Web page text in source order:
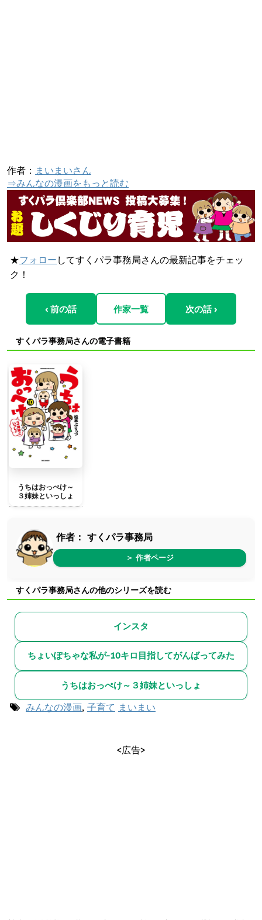
作者： まいまいさん
⇒みんなの漫画をもっと読む
★フォロー してすくパラ事務局さんの最新記事をチェッ
ク！
‹ 前の話 作家一覧 次の話 ›
すくパラ事務局さんの電子書籍
うちはおっぺけ～
３姉妹といっしょ
作者： すくパラ事務局
＞ 作者ページ
すくパラ事務局さんの他のシリーズを読む
インスタ
ちょいぽちゃな私が-10キロ目指してがんばってみた
うちはおっぺけ～３姉妹といっしょ
みんなの漫画, 子育て まいまい
<広告>